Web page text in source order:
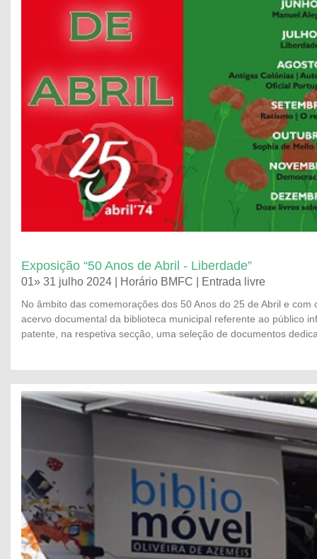
Exposição “50 Anos de Abril - Liberdade”
01» 31 julho 2024 | Horário BMFC | Entrada livre
No âmbito das comemorações dos 50 Anos do 25 de Abril e com
acervo documental da biblioteca municipal referente ao público
patente, na respetiva secção, uma seleção de documentos